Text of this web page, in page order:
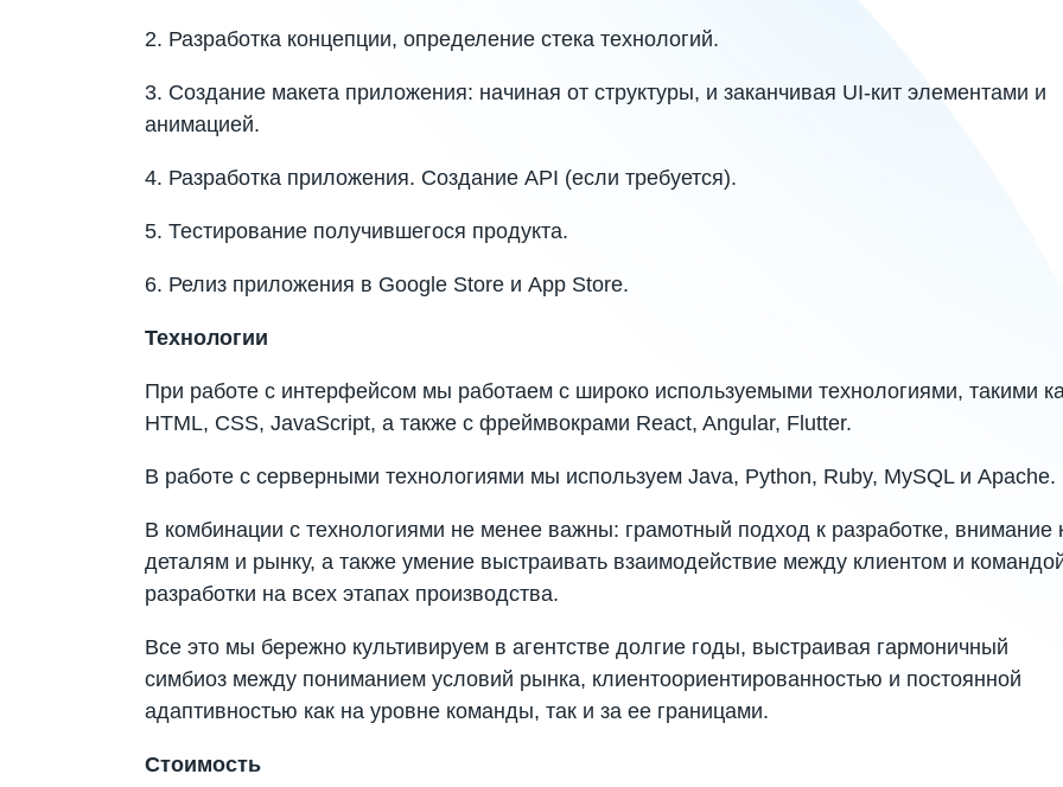
2. Разработка концепции, определение стека технологий.
3. Создание макета приложения: начиная от структуры, и заканчивая UI-кит элементами и
анимацией.
4. Разработка приложения. Создание API (если требуется).
5. Тестирование получившегося продукта.
6. Релиз приложения в Google Store и App Store.
Технологии
При работе с интерфейсом мы работаем с широко используемыми технологиями, такими
HTML, CSS, JavaScript, а также с фреймвокрами React, Angular, Flutter.
В работе с серверными технологиями мы используем Java, Python, Ruby, MySQL и Apache.
В комбинации с технологиями не менее важны: грамотный подход к разработке, внимание
деталям и рынку, а также умение выстраивать взаимодействие между клиентом и
разработки на всех этапах производства.
Все это мы бережно культивируем в агентстве долгие годы, выстраивая гармоничный
симбиоз между пониманием условий рынка, клиентоориентированностью и постоянной
адаптивностью как на уровне команды, так и за ее границами.
Стоимость